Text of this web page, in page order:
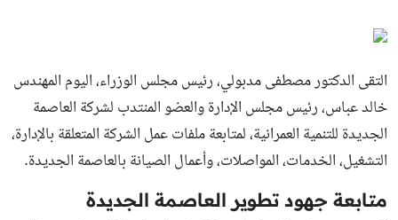
التقى الدكتور مصطفى مدبولي، رئيس مجلس الوزراء، اليوم المهندس
خالد عباس، رئيس مجلس الإدارة والعضو المنتدب لشركة العاصمة
الجديدة للتنمية العمرانية، لمتابعة ملفات عمل الشركة المتعلقة بالإدارة،
التشغيل، الخدمات، المواصلات، وأعمال الصيانة بالعاصمة الجديدة.
متابعة جهود تطوير العاصمة الجديدة